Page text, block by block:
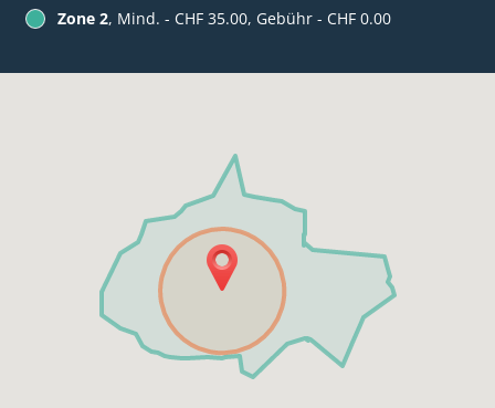
Zone 2, Mind. - CHF 35.00, Gebühr - CHF 0.00